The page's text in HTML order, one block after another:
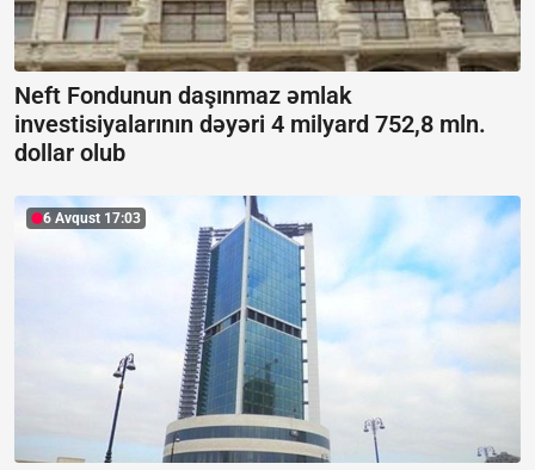
Neft Fondunun daşınmaz əmlak
investisiyalarının dəyəri 4 milyard 752,8 mln.
dollar olub
6 Avqust 17:03